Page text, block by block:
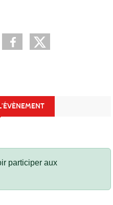
participer aux